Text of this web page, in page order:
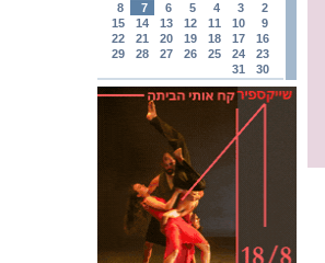
2
3
4
5
6
7
8
9
10
11
12
13
14
15
16
17
18
19
20
21
22
23
24
25
26
27
28
29
30
31